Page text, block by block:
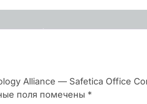
Alliance — Safetica Office
поля помечены *